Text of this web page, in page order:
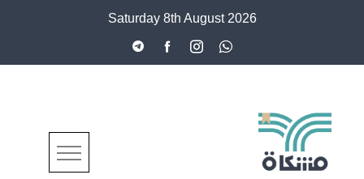
Saturday 8th August 2026